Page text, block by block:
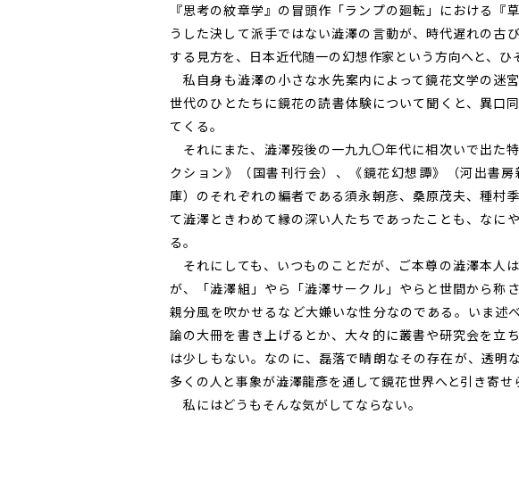
『思考の紋章学』の冒頭作「ランプの廻転」における『
うした決して派手ではない澁澤の言動が、時代遅れの古
する見方を、日本近代随一の幻想作家という方向へと、ひ
私自身も澁澤の小さな水先案内によって鏡花文学の迷
世代のひとたちに鏡花の読書体験について聞くと、異口
てくる。
それにまた、澁澤歿後の一九九〇年代に相次いで出た特
クション》（国書刊行会）、《鏡花幻想譚》（河出書
庫）のそれぞれの編者である須永朝彦、桑原茂夫、種村
て澁澤ときわめて縁の深い人たちであったことも、なに
る。
それにしても、いつものことだが、ご本尊の澁澤本人
が、「澁澤組」やら「澁澤サークル」やらと世間から称
親分風を吹かせるなど大嫌いな性分なのである。いま述
論の大冊を書き上げるとか、大々的に叢書や研究会を立
は少しもない。なのに、磊落で晴朗なその存在が、透明
多くの人と事象が澁澤龍彥を通して鏡花世界へと引き寄せ
私にはどうもそんな気がしてならない。